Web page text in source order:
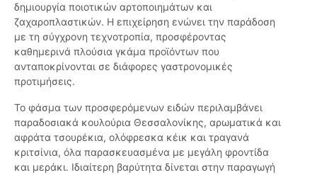
δημιουργία ποιοτικών αρτοποιημάτων και
ζαχαροπλαστικών. Η επιχείρηση ενώνει την παράδοση
με τη σύγχρονη τεχνοτροπία, προσφέροντας
καθημερινά πλούσια γκάμα προϊόντων που
ανταποκρίνονται σε διάφορες γαστρονομικές
προτιμήσεις.
Το φάσμα των προσφερόμενων ειδών περιλαμβάνει
παραδοσιακά κουλούρια Θεσσαλονίκης, αρωματικά και
αφράτα τσουρέκια, ολόφρεσκα κέικ και τραγανά
κριτσίνια, όλα παρασκευασμένα με μεγάλη φροντίδα
και μεράκι. Ιδιαίτερη βαρύτητα δίνεται στην παραγωγή